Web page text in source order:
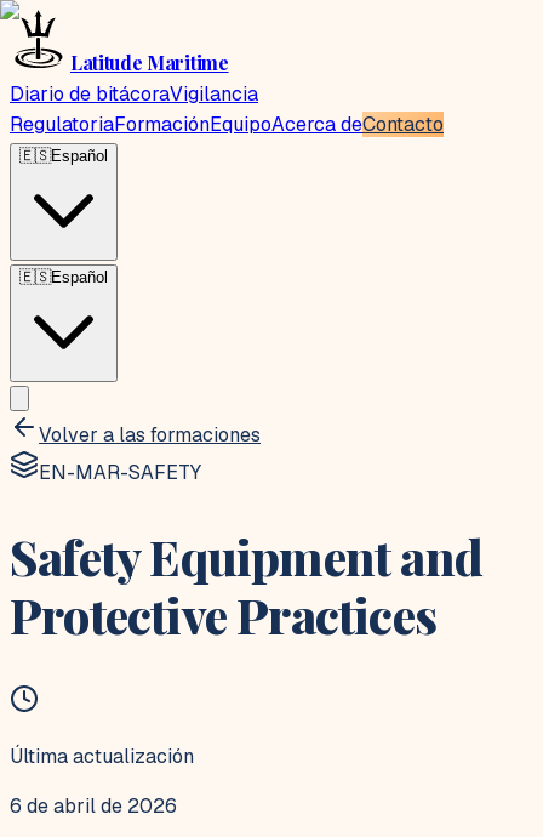
Latitude Maritime
Diario de bitácoraVigilancia
RegulatoriaFormaciónEquipoAcerca deContacto
🇪🇸Español
🇪🇸Español
Volver a las formaciones
EN-MAR-SAFETY
Safety Equipment and
Protective Practices
Última actualización
6 de abril de 2026